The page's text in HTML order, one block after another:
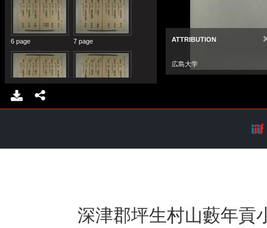
深津郡坪生村山藪年貢